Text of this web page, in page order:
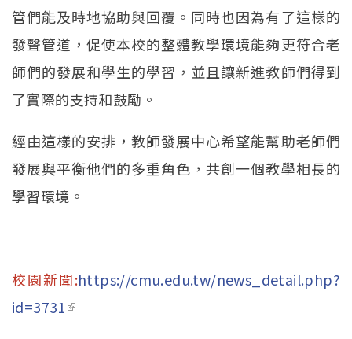
管們能及時地協助與回覆。同時也因為有了這樣的
發聲管道，促使本校的整體教學環境能夠更符合老
師們的發展和學生的學習，並且讓新進教師們得到
了實際的支持和鼓勵。
經由這樣的安排，教師發展中心希望能幫助老師們
發展與平衡他們的多重角色，共創一個教學相長的
學習環境。
校園新聞:https://cmu.edu.tw/news_detail.php?
id=3731(link is external)